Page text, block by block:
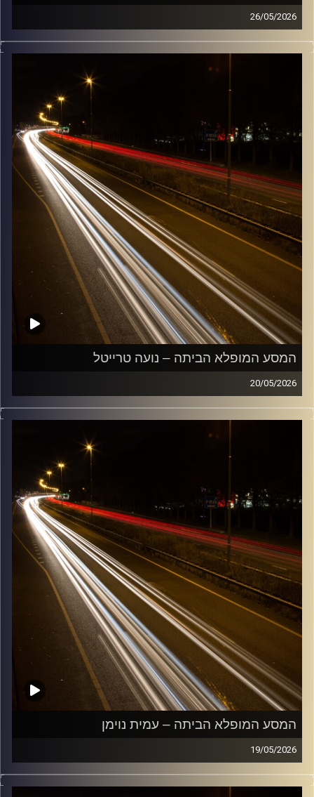
26/05/2026
מוזיקה שתלווה אותנו אחרי יום עבודה ארוך ותחזיר אותנו
הביתה בשלום עם עמית נוימן
קרדיט תמונות:
המסע המופלא הביתה – נועה טרייטל
20/05/2026
מוזיקה שתלווה אותנו אחרי יום עבודה ארוך ותחזיר אותנו
הביתה בשלום עם נועה טרייטל
קרדיט תמונות:
המסע המופלא הביתה – עמית נוימן
19/05/2026
מוזיקה שתלווה אותנו אחרי יום עבודה ארוך ותחזיר אותנו
הביתה בשלום עם עמית נוימן